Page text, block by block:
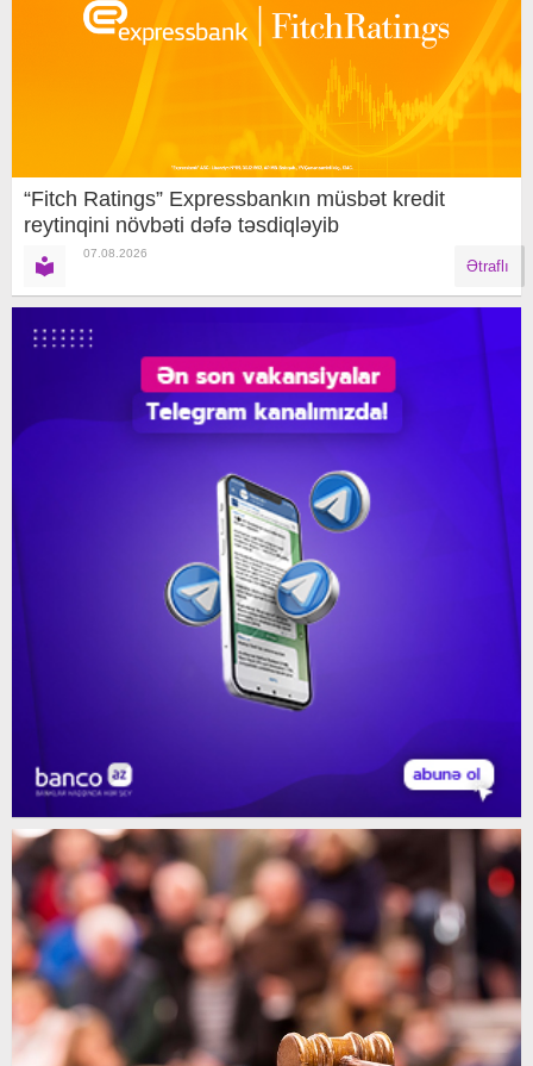
“Fitch Ratings” Expressbankın müsbət kredit
reytinqini növbəti dəfə təsdiqləyib
07.08.2026
Ətraflı